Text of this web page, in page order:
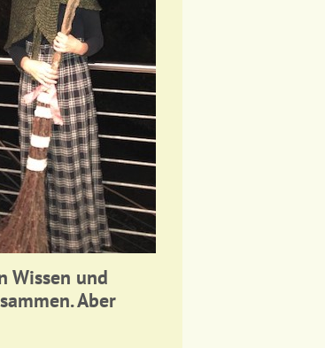
Wissen und
Aber